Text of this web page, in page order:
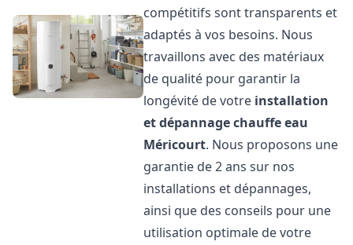
compétitifs sont transparents et
adaptés à vos besoins. Nous
travaillons avec des matériaux
de qualité pour garantir la
longévité de votre installation
et dépannage chauffe eau
Méricourt. Nous proposons une
garantie de 2 ans sur nos
installations et dépannages,
ainsi que des conseils pour une
utilisation optimale de votre